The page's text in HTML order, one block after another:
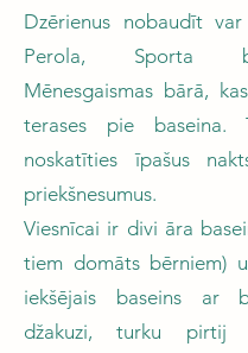
Dzērienus nobaudīt
Perola, Sporta
Mēnesgaismas bārā,
terases pie
noskatīties īpašus
priekšnesumus.
Viesnīcai ir divi āra
tiem domāts bērniem)
iekšējais baseins ar
džakuzi, turku pirtij